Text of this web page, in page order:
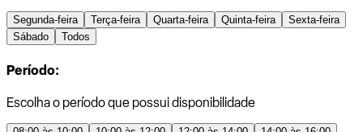
Segunda-feira Terça-feira Quarta-feira Quinta-feira
Sexta-feira
Sábado
Todos
Período:
Escolha o período que possui disponibilidade